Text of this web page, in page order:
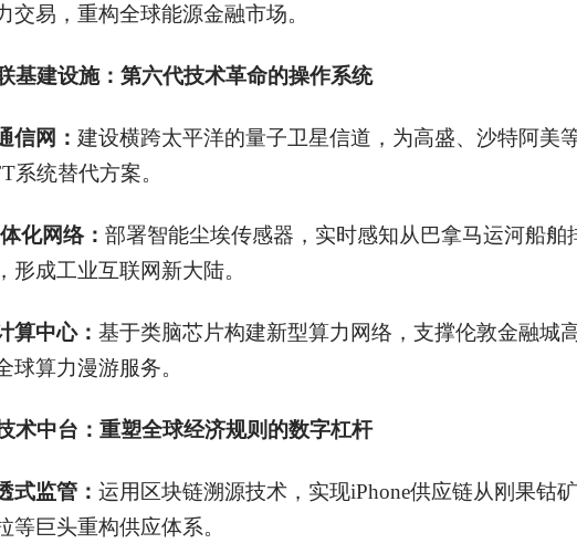
交易，重构全球能源金融市场。
基建设施：第六代技术革命的操作系统
信网： 建设横跨太平洋的量子卫星信道，为高盛、沙特阿美
系统替代方案。
化网络： 部署智能尘埃传感器，实时感知从巴拿马运河船
形成工业互联网新大陆。
算中心： 基于类脑芯片构建新型算力网络，支撑伦敦金融城
球算力漫游服务。
术中台：重塑全球经济规则的数字杠杆
式监管： 运用区块链溯源技术，实现iPhone供应链从刚果钴
等巨头重构供应体系。